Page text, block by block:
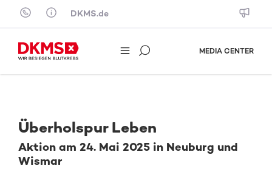
Skip to content
DKMS.de
MEDIA CENTER
Überholspur Leben
Aktion am 24. Mai 2025 in Neuburg und
Wismar